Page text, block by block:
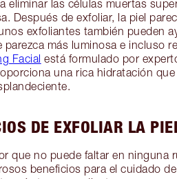
las células muertas
Después de exfoliar, la piel
exfoliantes también pueden
más luminosa e incluso
Facial está formulado por
una rica hidratación
DE EXFOLIAR LA
que no puede faltar en ninguna
beneficios para el cuidado